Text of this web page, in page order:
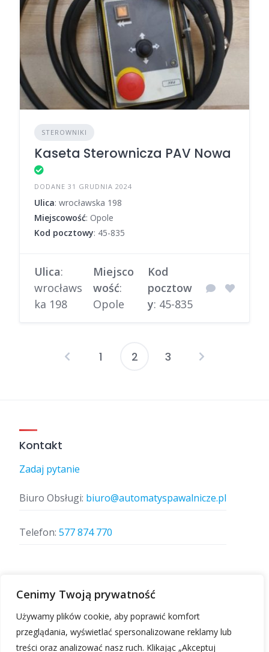
Cenimy Twoją prywatność
Używamy plików cookie, aby poprawić komfort
przeglądania, wyświetlać spersonalizowane reklamy lub
treści oraz analizować nasz ruch. Klikając „Akceptuj
STEROWNIKI
Kaseta Sterownicza PAV Nowa
DODANE 31 GRUDNIA 2024
Ulica: wrocławska 198
Miejscowość: Opole
Kod pocztowy: 45-835
Ulica:
wrocławs
ka 198
Miejsco
wość:
Opole
Kod
pocztow
y: 45-835
Stronicowanie
1 2 3
Kontakt
Zadaj pytanie
Biuro Obsługi: biuro@automatyspawalnicze.pl
Telefon: 577 874 770